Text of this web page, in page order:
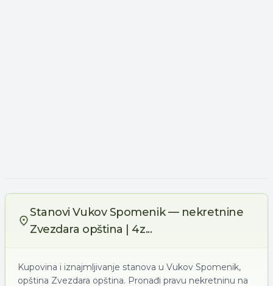
Stanovi Vukov Spomenik — nekretnine
Zvezdara opština | 4z...
Kupovina i iznajmljivanje stanova u Vukov Spomenik,
opština Zvezdara opština. Pronađi pravu nekretninu na